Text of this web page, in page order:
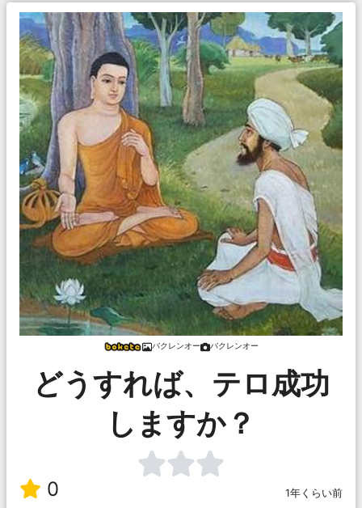
バクレンオー バクレンオー
どうすれば、テロ成功
しますか？
0 1年くらい前